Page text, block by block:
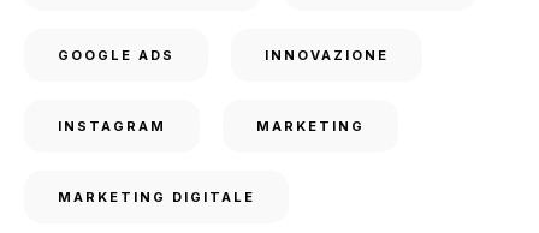
GOOGLE ADS INNOVAZIONE
INSTAGRAM MARKETING
MARKETING DIGITALE